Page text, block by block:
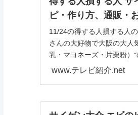
ピ・作り方、通販・
11/24の得する人損する人
さんの大好物で大阪の大人
乳・マヨネーズ・片栗粉）
る...
www.テレビ紹介.net